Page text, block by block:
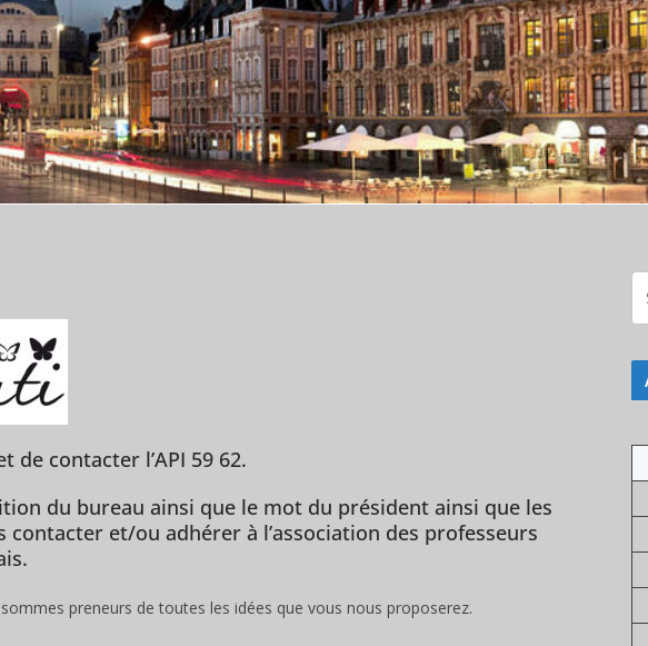
de contacter l’API 59 62.
du bureau ainsi que le mot du président ainsi que les
et/ou adhérer à l’association des professeurs
preneurs de toutes les idées que vous nous proposerez.